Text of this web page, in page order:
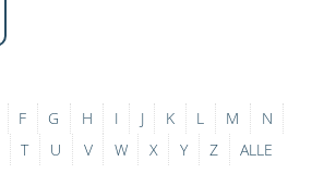
F G H I J K L M
N
T U V W X Y Z ALLE